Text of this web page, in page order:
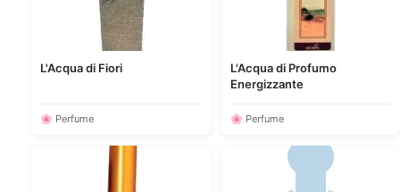
L'Acqua di Fiori
🌸 Perfume
L'Acqua di Profumo
Energizzante
🌸 Perfume